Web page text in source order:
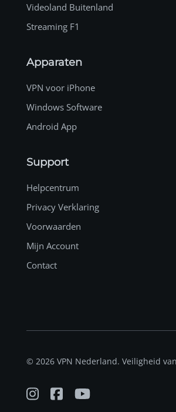
Videoland Buitenland
Streaming F1
Apparaten
VPN voor iPhone
Windows Software
Android App
Support
Helpcentrum
Privacy Verklaring
Voorwaarden
Mijn Account
Contact
© 2026 VPN Nederland. Veiligheid